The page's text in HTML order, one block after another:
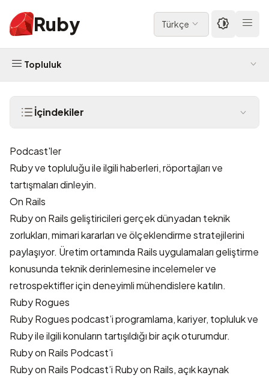
Ruby Türkçe
Topluluk
İçindekiler
Podcast'ler
Ruby ve topluluğu ile ilgili haberleri, röportajları ve
tartışmaları dinleyin.
On Rails
Ruby on Rails geliştiricileri gerçek dünyadan teknik
zorlukları, mimari kararları ve ölçeklendirme stratejilerini
paylaşıyor. Üretim ortamında Rails uygulamaları geliştirme
konusunda teknik derinlemesine incelemeler ve
retrospektifler için deneyimli mühendislere katılın.
Ruby Rogues
Ruby Rogues podcast’i programlama, kariyer, topluluk ve
Ruby ile ilgili konuların tartışıldığı bir açık oturumdur.
Ruby on Rails Podcast’i
Ruby on Rails Podcast’i Ruby on Rails, açık kaynak